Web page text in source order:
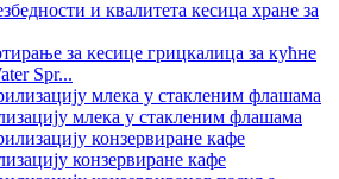
за кесице грицкалица за кућне
Spr...
млека у стакленим флашама
конзервиране кафе